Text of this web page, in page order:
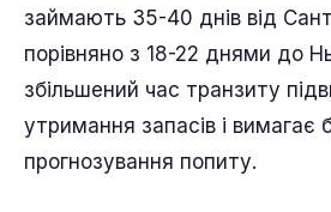
займають 35-40 днів від
порівняно з 18-22 днями до
збільшений час транзиту
утримання запасів і вимагає
прогнозування попиту.